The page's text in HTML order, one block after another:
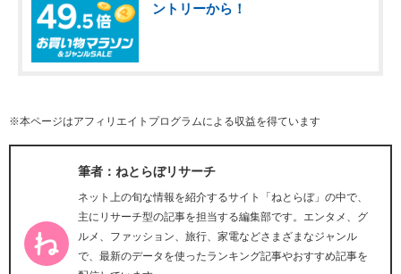
ントリーから！
※本ページはアフィリエイトプログラムによる収益を得ています
筆者：ねとらぼリサーチ
ネット上の旬な情報を紹介するサイト「ねとらぼ」の中で、
主にリサーチ型の記事を担当する編集部です。エンタメ、グ
ルメ、ファッション、旅行、家電などさまざまなジャンル
で、最新のデータを使ったランキング記事やおすすめ記事を